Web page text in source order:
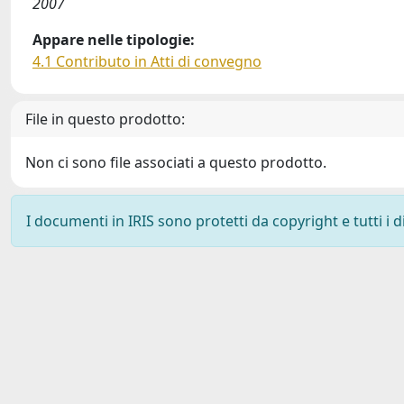
Appare nelle tipologie:
4.1 Contributo in Atti di convegno
File in questo prodotto:
Non ci sono file associati a questo prodotto.
I documenti in IRIS sono protetti da copyright e tutti i